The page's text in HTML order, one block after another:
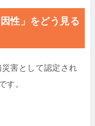
性」をどう見る
害として認定され
す。